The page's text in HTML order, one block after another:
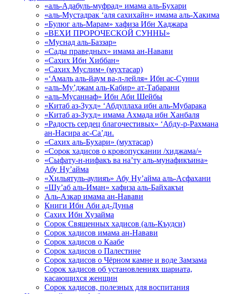
«аль-Адабуль-муфрад» имама аль-Бухари
«аль-Мустадрак ‘аля сахихайн» имама аль-Хакима
«Булюг аль-Марам» хафиза Ибн Хаджара
«ВЕХИ ПРОРОЧЕСКОЙ СУННЫ»
«Муснад аль-Баззар»
«Сады праведных» имама ан-Навави
«Сахих Ибн Хиббан»
«Сахих Муслим» (мухтасар)
«‘Амаль аль-йаум ва-л-лейля» Ибн ас-Сунни
«аль-Му’джам аль-Кабир» ат-Табарани
«аль-Мусаннаф» Ибн Аби Шейбы
«Китаб аз-Зухд» ‘Абдуллаха ибн аль-Мубарака
«Китаб аз-Зухд» имама Ахмада ибн Ханбаля
«Радость сердец благочестивых» ‘Абду-р-Рахмана
ан-Насира ас-Са’ди.
«Сахих аль-Бухари» (мухтасар)
«Сорок хадисов о кровопускании /хиджама/»
«Сыфату-н-нифакъ ва на’ту аль-мунафикъина»
Абу Ну’айма
«Хильятуль-аулияъ» Абу Ну’айма аль-Асфахани
«Шу’аб аль-Иман» хафиза аль-Байхакъи
Аль-Азкар имама ан-Навави
Книги Ибн Аби ад-Дунья
Сахих Ибн Хузайма
Сорок Священных хадисов (аль-Къудси)
Сорок хадисов имама ан-Навави
Сорок хадисов о Каабе
Сорок хадисов о Палестине
Сорок хадисов о Чёрном камне и воде Замзама
Сорок хадисов об установлениях шариата,
касающихся женщин
Сорок хадисов, полезных для воспитания